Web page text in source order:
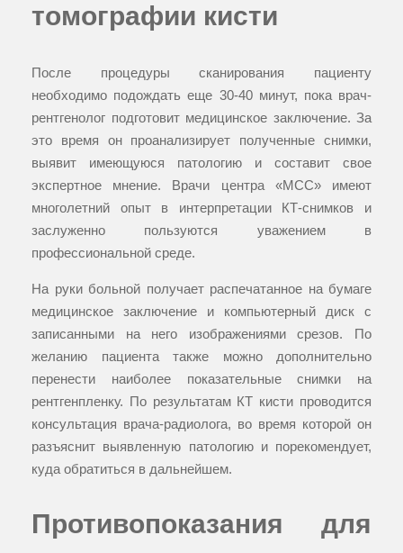
томографии кисти
После процедуры сканирования пациенту
необходимо подождать еще 30-40 минут, пока врач-
рентгенолог подготовит медицинское заключение. За
это время он проанализирует полученные снимки,
выявит имеющуюся патологию и составит свое
экспертное мнение. Врачи центра «МСС» имеют
многолетний опыт в интерпретации КТ-снимков и
заслуженно пользуются уважением в
профессиональной среде.
На руки больной получает распечатанное на бумаге
медицинское заключение и компьютерный диск с
записанными на него изображениями срезов. По
желанию пациента также можно дополнительно
перенести наиболее показательные снимки на
рентгенпленку. По результатам КТ кисти проводится
консультация врача-радиолога, во время которой он
разъяснит выявленную патологию и порекомендует,
куда обратиться в дальнейшем.
Противопоказания для